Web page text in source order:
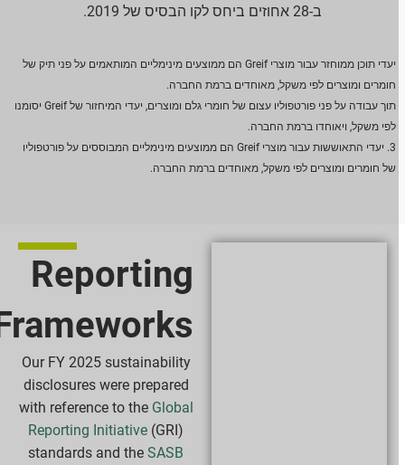
ב-28 אחוזים ביחס לקו הבסיס של 2019.
יעדי תוכן ממוחזר עבור מוצרי Greif הם ממוצעים מינימליים המותאמים על פני תיק של
חומרים ומוצרים לפי משקל, מאוחדים ברמת החברה.
תוך עבודה על פני פורטפוליו עצום של חומרי גלם ומוצרים, יעדי המיחזור של Greif יסומנו
לפי משקל, ויאוחדו ברמת החברה.
3. יעדי התאוששות עבור מוצרי Greif הם ממוצעים מינימליים המבוססים על פורטפוליו
של חומרים ומוצרים לפי משקל, מאוחדים ברמת החברה.
Reporting
Frameworks
Our FY 2025 sustainability
disclosures were prepared
with reference to theGlobal
Reporting Initiative(GRI)
standards and theSASB